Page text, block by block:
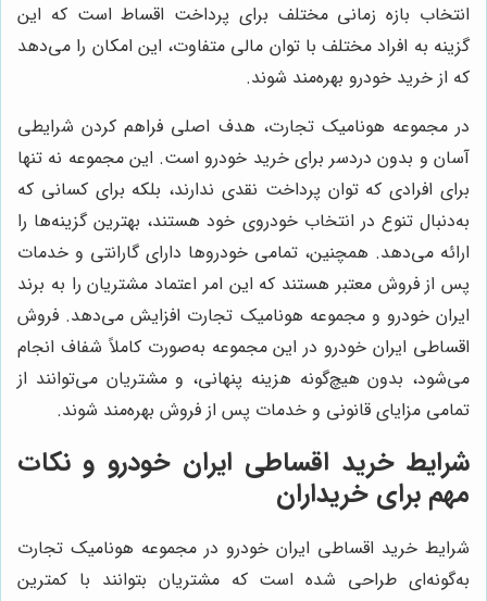
انتخاب بازه زمانی مختلف برای پرداخت اقساط است که این
گزینه به افراد مختلف با توان مالی متفاوت، این امکان را می‌دهد
که از خرید خودرو بهره‌مند شوند.
در مجموعه هونامیک تجارت، هدف اصلی فراهم کردن شرایطی
آسان و بدون دردسر برای خرید خودرو است. این مجموعه نه تنها
برای افرادی که توان پرداخت نقدی ندارند، بلکه برای کسانی که
به‌دنبال تنوع در انتخاب خودروی خود هستند، بهترین گزینه‌ها را
ارائه می‌دهد. همچنین، تمامی خودروها دارای گارانتی و خدمات
پس از فروش معتبر هستند که این امر اعتماد مشتریان را به برند
ایران خودرو و مجموعه هونامیک تجارت افزایش می‌دهد. فروش
اقساطی ایران خودرو در این مجموعه به‌صورت کاملاً شفاف انجام
می‌شود، بدون هیچ‌گونه هزینه پنهانی، و مشتریان می‌توانند از
تمامی مزایای قانونی و خدمات پس از فروش بهره‌مند شوند.
شرایط خرید اقساطی ایران خودرو و نکات
مهم برای خریداران
شرایط خرید اقساطی ایران خودرو در مجموعه هونامیک تجارت
به‌گونه‌ای طراحی شده است که مشتریان بتوانند با کمترین